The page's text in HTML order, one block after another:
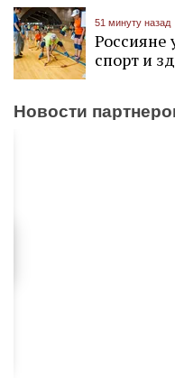
51 минуту назад
Россияне
спорт и
Новости